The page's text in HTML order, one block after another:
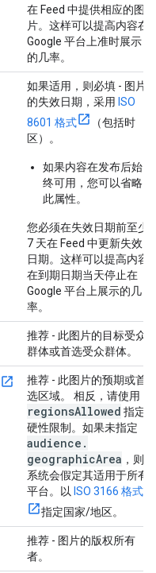
在 Feed 中提供相应的图
片。这样可以提高内容在
Google 平台上准时展示
的几率。
如果适用，则必填 - 图片
的失效日期，采用 ISO
8601 格式
（包括时
区）。
如果内容在发布后始
终可用，您可以省略
此属性。
您必须在失效日期前至少
7 天在 Feed 中更新失效
日期。这样可以提高内容
在到期日期当天停止在
Google 平台上展示的几
率。
推荐 - 此图片的目标受众
群体或首选受众群体。
推荐 - 此图片的预期或首
选区域。 相反，请使用
regionsAllowed 指定
硬性限制。如果未指定
audience .
geographicArea ，则
系统会假定其适用于所有
平台。以 ISO 3166 格式
指定国家/地区。
推荐 - 图片的版权所有
者。